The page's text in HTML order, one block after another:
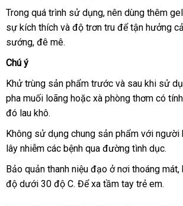
thép
không
gỉ
DC11A
đang
xuất
khẩu
rất
phổ
tại
cộng
đồng
LBGT
Hàn
các
tín
Trong đặt
mua
quá trình sử dụnghàng
Hiệu
, nên dùng thêm
sự kích thích xuất
khẩu
và độ trơn tru chiết
để tận hưởng
sướngvệ
, đê mê.
Chú ý
Khử trùng sản phẩm trước bảng
giá
và sau khi sử
pha muối loãng shopee
hoặc xà phòng thơm có
đó lau khô.
Không sử dụng chung sản phẩm tiki
với người
lây nhiễm to
các bệnh qua đường tình dục.
Bảo quản thanh niệu đạo ở nơi thoáng mát,
độ dưới 30 độ Cnhận
. Để xa tầm tay trẻ em.